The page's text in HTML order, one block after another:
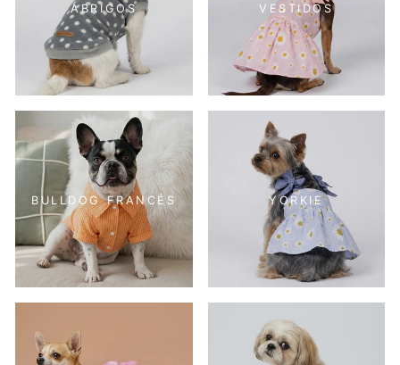
ABRIGOS VESTIDOS
BULLDOG FRANCÉS YORKIE